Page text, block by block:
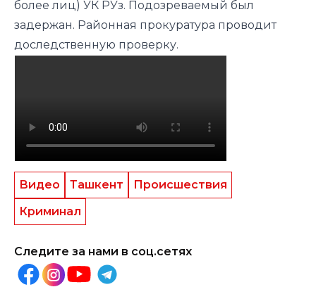
более лиц) УК РУз. Подозреваемый был
задержан. Районная прокуратура проводит
доследственную проверку.
Видео Ташкент
Происшествия
Криминал
Следите за нами в соц.сетях